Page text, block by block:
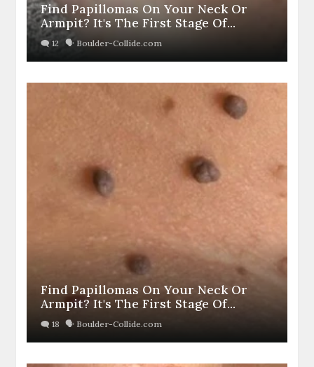
Find Papillomas On Your Neck Or
Armpit? It's The First Stage Of...
Find Papillomas On Your Neck Or
Armpit? It's The First Stage Of...